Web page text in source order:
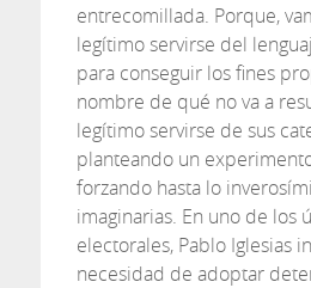
entrecomillada. Porque,
legítimo servirse del
para conseguir los fines
nombre de qué no va a
legítimo servirse de sus
planteando un
forzando hasta lo
imaginarias. En uno de los
electorales, Pablo Iglesias
necesidad de adoptar